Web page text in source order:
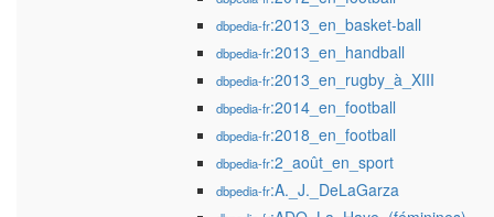
dbpedia-fr:2013_en_basket-ball
dbpedia-fr:2013_en_handball
dbpedia-fr:2013_en_rugby_à_XIII
dbpedia-fr:2014_en_football
dbpedia-fr:2018_en_football
dbpedia-fr:2_août_en_sport
dbpedia-fr:A._J._DeLaGarza